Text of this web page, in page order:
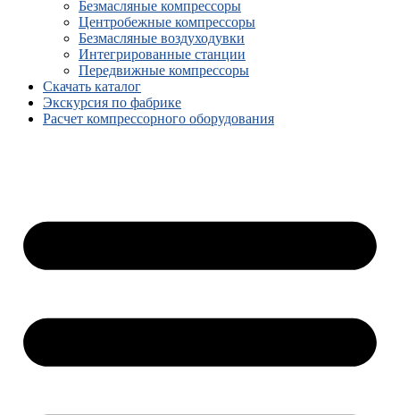
Безмасляные компрессоры
Центробежные компрессоры
Безмасляные воздуходувки
Интегрированные станции
Передвижные компрессоры
Скачать каталог
Экскурсия по фабрике
Расчет компрессорного оборудования